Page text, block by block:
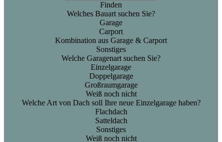
Finden
Welches Bauart suchen Sie?
Garage
Carport
Kombination aus Garage & Carport
Sonstiges
Welche Garagenart suchen Sie?
Einzelgarage
Doppelgarage
Großraumgarage
Weiß noch nicht
Welche Art von Dach soll Ihre neue Einzelgarage haben?
Flachdach
Satteldach
Sonstiges
Weiß noch nicht